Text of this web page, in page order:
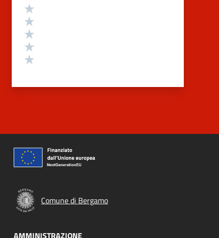
Valutazione
Comune di Bergamo
AMMINISTRAZIONE